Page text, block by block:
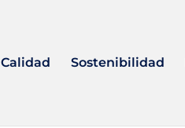
Calidad Sostenibilidad